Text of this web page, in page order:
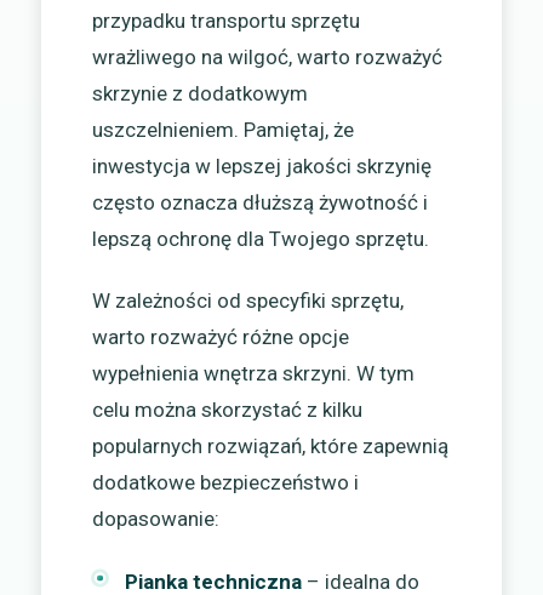
przypadku transportu sprzętu
wrażliwego na wilgoć, warto rozważyć
skrzynie z dodatkowym
uszczelnieniem. Pamiętaj, że
inwestycja w lepszej jakości skrzynię
często oznacza dłuższą żywotność i
lepszą ochronę dla Twojego sprzętu.
W zależności od specyfiki sprzętu,
warto rozważyć różne opcje
wypełnienia wnętrza skrzyni. W tym
celu można skorzystać z kilku
popularnych rozwiązań, które zapewnią
dodatkowe bezpieczeństwo i
dopasowanie:
Pianka techniczna – idealna do